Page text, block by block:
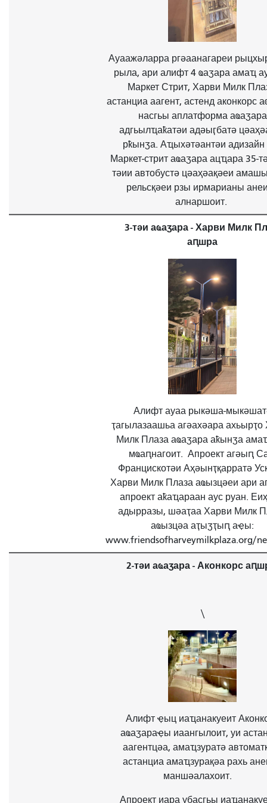
Ауаажәларра ргәаанагареи
рыла, ари алифт 4 ҩаӡара амаҵ
Маркет Стрит, Харви Милк
астанциа аагент, астенд аконкорс
насгьы аплатформа аҩаӡара
адгьылҵаҟатәи адәыӷбатә
рҟынӡа. Аҵыхәтәантәи адизайн
Маркет-стрит аҩаӡара ацҵара 35-
тәии автобустә цәаҳәақәеи
рельсқәеи рзы ирмарианы
алнаршоит.
3-тәи аҩаӡара - Харви Милк
аԥшра
Алифт ауаа рыкәша-
ҭагылазаашьа агәахәара ахьырҭо
Милк Плаза аҩаӡара аҟынӡа
мҩаԥнагоит. Апроект агәыԥ
Францискотәи Аҳәынҭқарратә
Харви Милк Плаза аҩызцәеи ари
апроект аҟаҵараан аус руан.
адырразы, шәаҭаа Харви Милк
аҩызцәа аҭыӡҭыԥ аҿы:
www.friendsofharveymilkplaza.org/
2-тәи аҩаӡара - Аконкорс
\
Алифт ҿыц иаҵанакуеит
аҩаӡараҿы иаангылоит, уи
аагентцәа, амаҵзуратә
астанциа амаҵзурақәа рахь
маншәалахоит.
Апроект иара убасгьы